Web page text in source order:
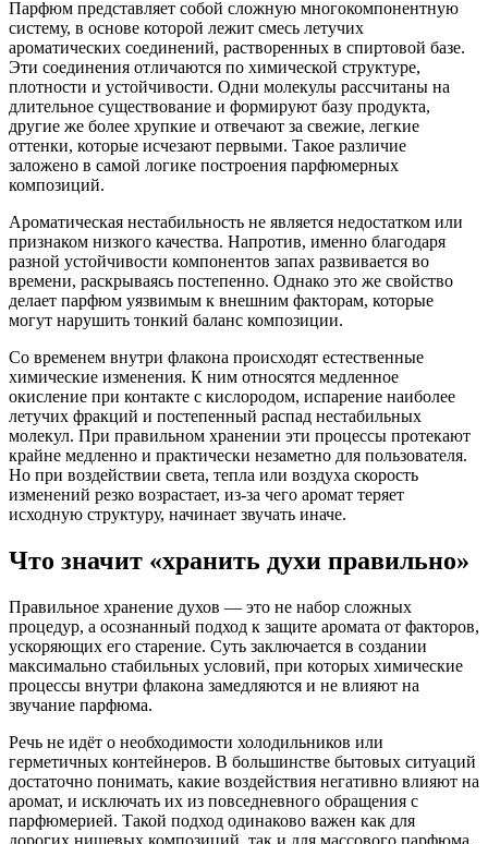
Парфюм представляет собой сложную многокомпонентную
систему, в основе которой лежит смесь летучих
ароматических соединений, растворенных в спиртовой базе.
Эти соединения отличаются по химической структуре,
плотности и устойчивости. Одни молекулы рассчитаны на
длительное существование и формируют базу продукта,
другие же более хрупкие и отвечают за свежие, легкие
оттенки, которые исчезают первыми. Такое различие
заложено в самой логике построения парфюмерных
композиций.
Ароматическая нестабильность не является недостатком или
признаком низкого качества. Напротив, именно благодаря
разной устойчивости компонентов запах развивается во
времени, раскрываясь постепенно. Однако это же свойство
делает парфюм уязвимым к внешним факторам, которые
могут нарушить тонкий баланс композиции.
Со временем внутри флакона происходят естественные
химические изменения. К ним относятся медленное
окисление при контакте с кислородом, испарение наиболее
летучих фракций и постепенный распад нестабильных
молекул. При правильном хранении эти процессы протекают
крайне медленно и практически незаметно для пользователя.
Но при воздействии света, тепла или воздуха скорость
изменений резко возрастает, из-за чего аромат теряет
исходную структуру, начинает звучать иначе.
Что значит «хранить духи правильно»
Правильное хранение духов — это не набор сложных
процедур, а осознанный подход к защите аромата от факторов,
ускоряющих его старение. Суть заключается в создании
максимально стабильных условий, при которых химические
процессы внутри флакона замедляются и не влияют на
звучание парфюма.
Речь не идёт о необходимости холодильников или
герметичных контейнеров. В большинстве бытовых ситуаций
достаточно понимать, какие воздействия негативно влияют на
аромат, и исключать их из повседневного обращения с
парфюмерией. Такой подход одинаково важен как для
дорогих нишевых композиций, так и для массового парфюма.